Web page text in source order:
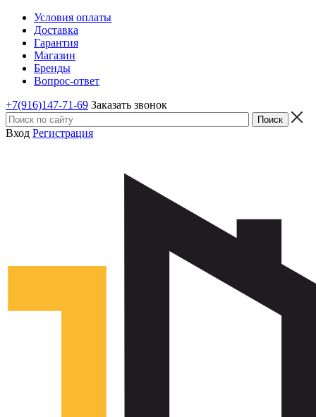
Условия оплаты
Доставка
Гарантия
Магазин
Бренды
Вопрос-ответ
+7(916)147-71-69 Заказать звонок
Вход Регистрация